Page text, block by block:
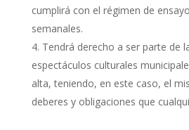
cumplirá con el régimen de
semanales.
Tendrá derecho a ser parte de
espectáculos culturales
alta, teniendo, en este caso, el
deberes y obligaciones que